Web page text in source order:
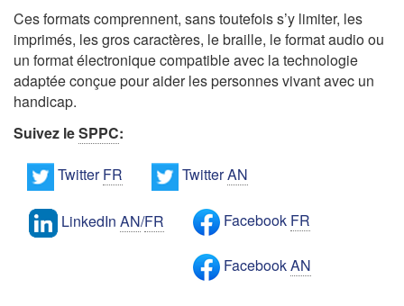
Ces formats comprennent, sans toutefois s’y limiter, les
imprimés, les gros caractères, le braille, le format audio ou
un format électronique compatible avec la technologie
adaptée conçue pour aider les personnes vivant avec un
handicap.
Suivez leSPPC:
TwitterFR TwitterAN
LinkedIn AN/FR Facebook FR
FacebookAN